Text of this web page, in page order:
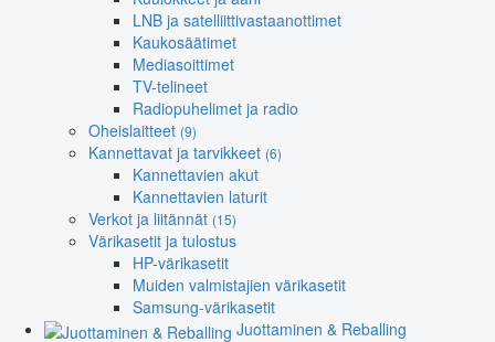
LNB ja satelliittivastaanottimet
Kaukosäätimet
Mediasoittimet
TV-telineet
Radiopuhelimet ja radio
Oheislaitteet (9)
Kannettavat ja tarvikkeet (6)
Kannettavien akut
Kannettavien laturit
Verkot ja liitännät (15)
Värikasetit ja tulostus
HP-värikasetit
Muiden valmistajien värikasetit
Samsung-värikasetit
Juottaminen & Reballing